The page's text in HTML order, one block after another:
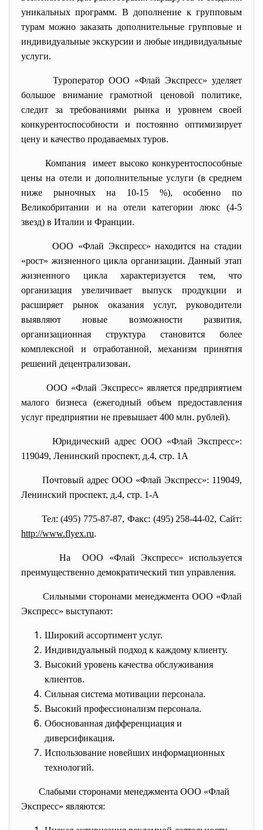
уникальных программ. В дополнение к групповым
турам можно заказать дополнительные групповые и
индивидуальные экскурсии и любые индивидуальные
услуги.
Туроператор ООО «Флай Экспресс» уделяет
большое внимание грамотной ценовой политике,
следит за требованиями рынка и уровнем своей
конкурентоспособности и постоянно оптимизирует
цену и качество продаваемых туров.
Компания имеет высоко конкурентоспособные
цены на отели и дополнительные услуги (в среднем
ниже рыночных на 10-15 %), особенно по
Великобритании и на отели категории люкс (4-5
звезд) в Италии и Франции.
ООО «Флай Экспресс» находится на стадии
«рост» жизненного цикла организации. Данный этап
жизненного цикла характеризуется тем, что
организация увеличивает выпуск продукции и
расширяет рынок оказания услуг, руководители
выявляют новые возможности развития,
организационная структура становится более
комплексной и отработанной, механизм принятия
решений децентрализован.
ООО «Флай Экспресс» является предприятием
малого бизнеса (ежегодный объем предоставления
услуг предприятии не превышает 400 млн. рублей).
Юридический адрес ООО «Флай Экспресс»:
119049, Ленинский проспект, д.4, стр. 1А
Почтовый адрес ООО «Флай Экспресс»: 119049,
Ленинский проспект, д.4, стр. 1-А
Тел: (495) 775-87-87, Факс: (495) 258-44-02, Сайт:
http://www.flyex.ru.
На ООО «Флай Экспресс» используется
преимущественно демократический тип управления.
Сильными сторонами менеджмента ООО «Флай
Экспресс» выступают:
Широкий ассортимент услуг.
Индивидуальный подход к каждому клиенту.
Высокий уровень качества обслуживания
клиентов.
Сильная система мотивации персонала.
Высокий профессионализм персонала.
Обоснованная дифференциация и
диверсификация.
Использование новейших информационных
технологий.
Слабыми сторонами менеджмента ООО «Флай
Экспресс» являются: